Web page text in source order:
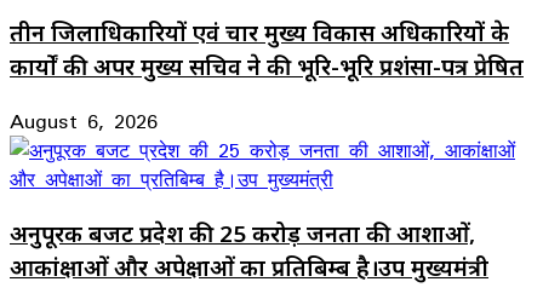
तीन जिलाधिकारियों एवं चार मुख्य विकास अधिकारियों के
कार्यों की अपर मुख्य सचिव ने की भूरि-भूरि प्रशंसा-पत्र प्रेषित
August 6, 2026
अनुपूरक बजट प्रदेश की 25 करोड़ जनता की आशाओं,
आकांक्षाओं और अपेक्षाओं का प्रतिबिम्ब है।उप मुख्यमंत्री